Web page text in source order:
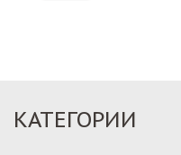
КАТЕГОРИИ